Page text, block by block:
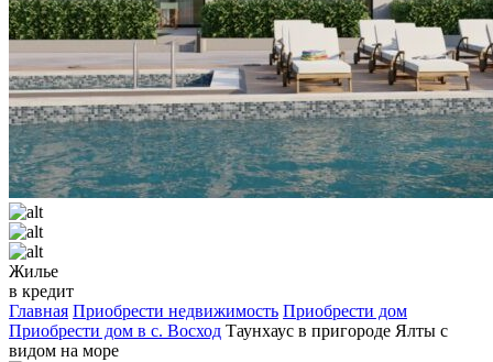
Жилье
в кредит
Главная Приобрести недвижимость Приобрести дом
Приобрести дом в с. Восход Таунхаус в пригороде Ялты с
видом на море